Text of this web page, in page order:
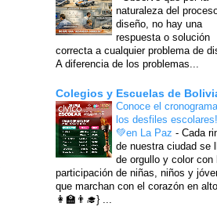
naturaleza del
diseño, no hay una
respuesta o solución
correcta a cualquier problema de
A diferencia de los problemas...
Colegios y Escuelas de
Conoce el
los desfiles
💚en La Paz - Cada
de nuestra ciudad se
de orgullo y color con
participación de niñas, niños y
que marchan con el corazón en
👩‍🏫👨‍🎓} ...